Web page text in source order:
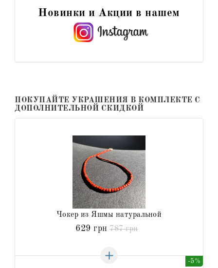
Новинки и Акции в нашем
ПОКУПАЙТЕ УКРАШЕНИЯ В КОМПЛЕКТЕ С
ДОПОЛНИТЕЛЬНОЙ СКИДКОЙ
629 грн 787 грн
Чокер из Яшмы натуральной
-5%